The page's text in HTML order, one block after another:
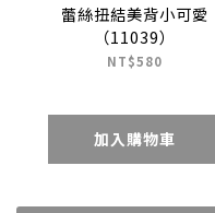
蕾絲扭結美背小可愛
（11039）
NT$580
加入購物車